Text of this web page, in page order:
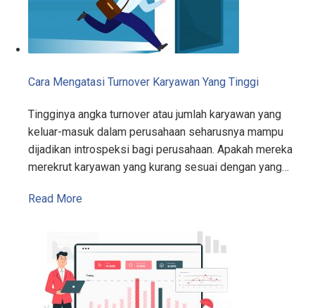
Cara Mengatasi Turnover Karyawan Yang Tinggi
Tingginya angka turnover atau jumlah karyawan yang
keluar-masuk dalam perusahaan seharusnya mampu
dijadikan introspeksi bagi perusahaan. Apakah mereka
merekrut karyawan yang kurang sesuai dengan yang…
Read More